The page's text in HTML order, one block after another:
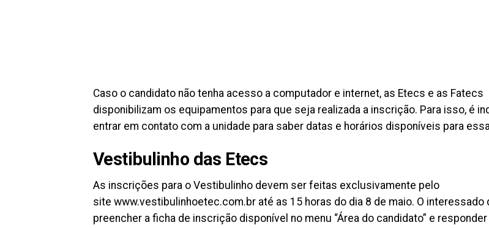
Caso o candidato não tenha acesso a computador e internet, as Etecs e as Fatecs
disponibilizam os equipamentos para que seja realizada a inscrição. Para isso, é
entrar em contato com a unidade para saber datas e horários disponíveis para
Vestibulinho das Etecs
As inscrições para o Vestibulinho devem ser feitas exclusivamente pelo
site www.vestibulinhoetec.com.br até as 15 horas do dia 8 de maio. O interessado
preencher a ficha de inscrição disponível no menu “Área do candidato” e responder